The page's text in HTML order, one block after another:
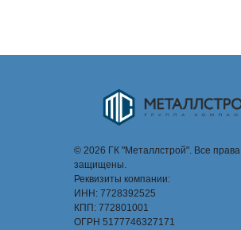
© 2026 ГК "Металлстрой". Все права
защищены.
Реквизиты компании:
ИНН: 7728392525
КПП: 772801001
ОГРН 5177746327171